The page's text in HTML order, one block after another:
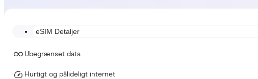
eSIM Detaljer
Ubegrænset data
Hurtigt og pålideligt internet